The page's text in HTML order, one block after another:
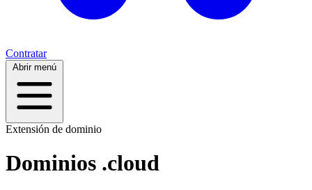
Contratar
Abrir menú
Extensión de dominio
Dominios .cloud